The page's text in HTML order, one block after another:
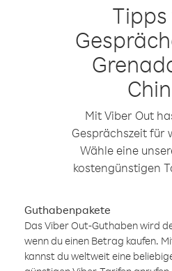
Mit Viber Out
Gesprächszeit für
Wähle eine
kostengünstigen
Guthabenpakete
Das Viber Out-Guthaben wird
wenn du einen Betrag kaufen.
kannst du weltweit eine